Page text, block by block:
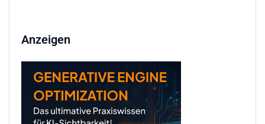
Anzeigen